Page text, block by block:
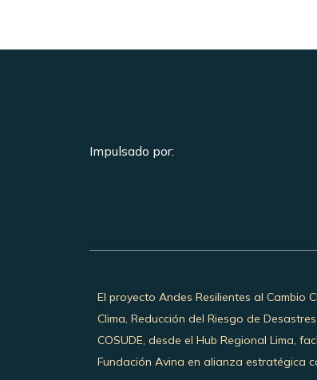
Impulsado por:
El proyecto Andes Resilientes al Cambio
Clima, Reducción del Riesgo de
COSUDE, desde el Hub Regional Lima,
Fundación Avina en alianza estratégica